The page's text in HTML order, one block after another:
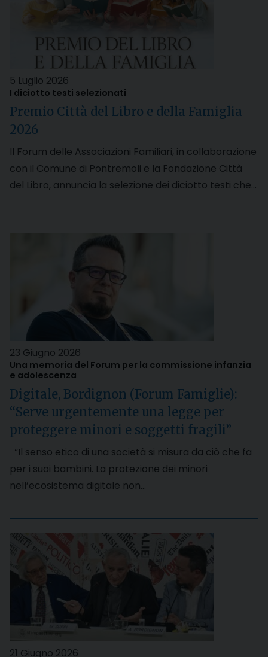
5 Luglio 2026
I diciotto testi selezionati
Premio Città del Libro e della Famiglia
2026
Il Forum delle Associazioni Familiari, in collaborazione
con il Comune di Pontremoli e la Fondazione Città
del Libro, annuncia la selezione dei diciotto testi che…
23 Giugno 2026
Una memoria del Forum per la commissione infanzia
e adolescenza
Digitale, Bordignon (Forum Famiglie):
“Serve urgentemente una legge per
proteggere minori e soggetti fragili”
“Il senso etico di una società si misura da ciò che fa
per i suoi bambini. La protezione dei minori
nell’ecosistema digitale non…
21 Giugno 2026